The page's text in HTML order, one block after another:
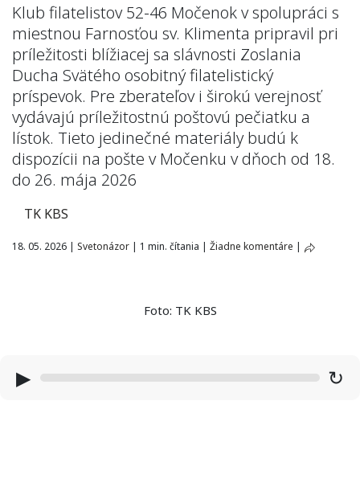
Klub filatelistov 52-46 Močenok v spolupráci s
miestnou Farnosťou sv. Klimenta pripravil pri
príležitosti blížiacej sa slávnosti Zoslania
Ducha Svätého osobitný filatelistický
príspevok. Pre zberateľov i širokú verejnosť
vydávajú príležitostnú poštovú pečiatku a
lístok. Tieto jedinečné materiály budú k
dispozícii na pošte v Močenku v dňoch od 18.
do 26. mája 2026
TK KBS
18. 05. 2026 | Svetonázor | 1 min. čítania | Žiadne komentáre |
Foto: TK KBS
▶ ↻